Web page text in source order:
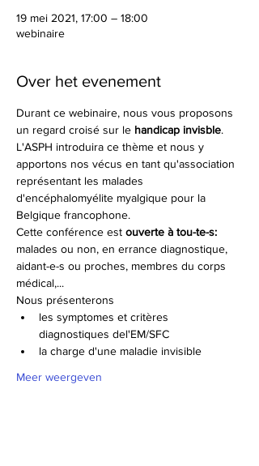
19 mei 2021, 17:00 – 18:00
webinaire
Over het evenement
Durant ce webinaire, nous vous proposons
un regard croisé sur le handicap invisble.
L'ASPH introduira ce thème et nous y
apportons nos vécus en tant qu'association
représentant les malades
d'encéphalomyélite myalgique pour la
Belgique francophone.
Cette conférence est ouverte à tou-te-s:
malades ou non, en errance diagnostique,
aidant-e-s ou proches, membres du corps
médical,...
Nous présenterons
les symptomes et critères
diagnostiques del'EM/SFC
la charge d'une maladie invisible
Meer weergeven